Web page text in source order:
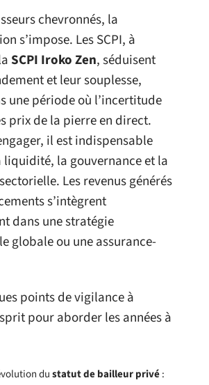
chevronnés, la
s’impose. Les SCPI, à
SCPI Iroko Zen, séduisent
et leur souplesse,
une période où l’incertitude
prix de la pierre en direct.
il est indispensable
liquidité, la gouvernance et la
Les revenus générés
s’intègrent
dans une stratégie
globale ou une assurance-
points de vigilance à
pour aborder les années à
dustatut de bailleur privé: